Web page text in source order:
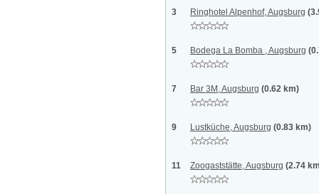
3 Ringhotel Alpenhof, Augsburg
5 Bodega La Bomba , Augsburg
7 Bar 3M, Augsburg (0.62 km)
9 Lustküche, Augsburg (0.83 km)
11 Zoogaststätte, Augsburg (2.74